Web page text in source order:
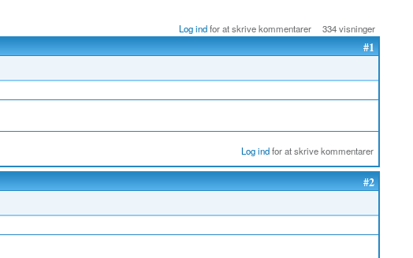
Log indfor at skrive kommentarer 334 visninger
#1
Log indfor at skrive kommentarer
#2